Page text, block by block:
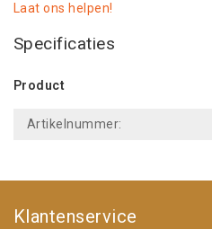
Laat ons helpen!
Specificaties
Product
Artikelnummer:
Klantenservice